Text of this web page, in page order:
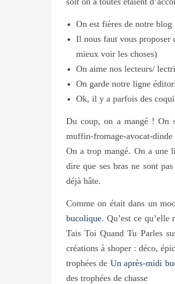
On est fières de notre blog
Il nous faut vous proposer
mieux voir les choses)
On aime nos lecteurs/
On garde notre ligne
Ok, il y a parfois des
Du coup, on a mangé ! On
muffin-fromage-avocat-
On a trop mangé. On a une
dire que ses bras ne sont
déjà hâte.
Comme on était dans un
bucolique. Qu’est ce
Tais Toi Quand Tu Parles
créations à shoper : déco,
trophées de Un après-midi
des trophées de chasse